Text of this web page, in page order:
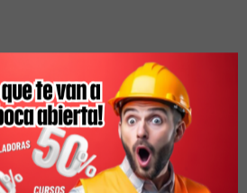
herramienta por excelencia en el dibujo
la industria de la construcción, pero los
han visto mayores posibilidades de
del programa especiales para cada
en AutoCAD Architecture es que permite